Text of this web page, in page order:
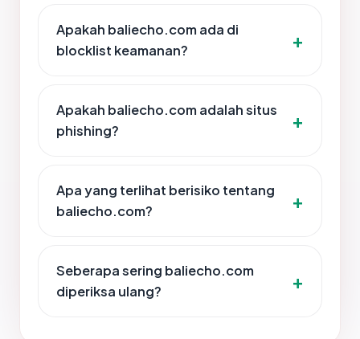
Apakah baliecho.com ada di
blocklist keamanan?
Apakah baliecho.com adalah situs
phishing?
Apa yang terlihat berisiko tentang
baliecho.com?
Seberapa sering baliecho.com
diperiksa ulang?